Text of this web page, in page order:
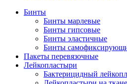
Бинты
Бинты марлевые
Бинты гипсовые
Бинты эластичные
Бинты
Пакеты перевязочные
Лейкопластыри
Бактерицидный